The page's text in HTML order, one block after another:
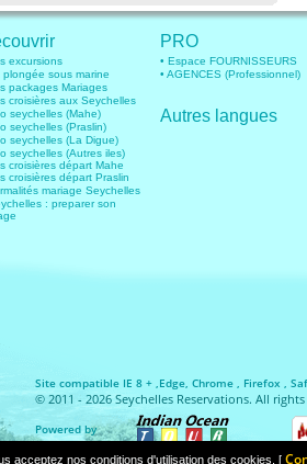
excursions
plongée sous marine
packages Mariages
croisières aux Seychelles
seychelles (Mahe)
seychelles (Praslin)
seychelles (La Digue)
seychelles (Autres iles)
croisières départ Mahe
croisières départ Praslin
mariage Seychelles
: preparer son
PRO
• Espace FOURNISSEURS
• AGENCES (Professionnel)
Autres langues
Site compatible IE 8 + ,Edge, Chrome , Firefox ,
© 2011 - 2026 Seychelles Reservations. All
Powered by
acceptez nos conditions d'utilisation des cookies. [